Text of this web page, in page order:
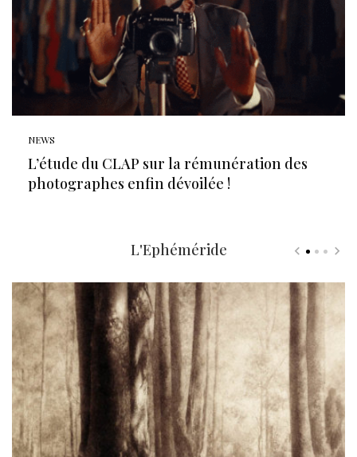
NEWS
L’étude du CLAP sur la rémunération des
photographes enfin dévoilée !
L'Ephéméride